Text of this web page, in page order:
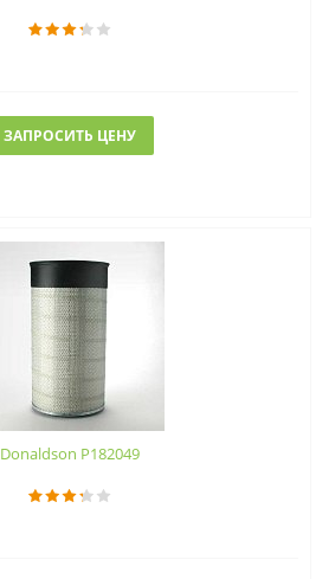
ЗАПРОСИТЬ ЦЕНУ
Donaldson P182049